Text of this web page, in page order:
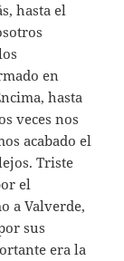
hasta el
en
hasta
veces nos
acabado el
Triste
el
a Valverde,
sus
era la